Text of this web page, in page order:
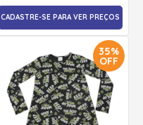
CADASTRE-SE PARA VER PREÇOS
35%
OFF